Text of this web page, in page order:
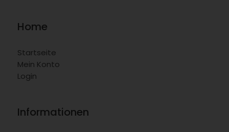
Home
Startseite
Mein Konto
Login
Informationen